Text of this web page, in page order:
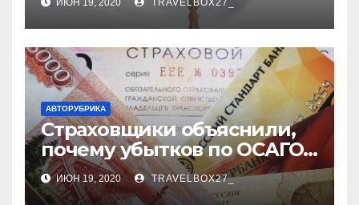
АВТОРУБРИКА
Страховщики объяснили,
почему убытков по ОСАГО
стало меньше
ИЮН 19, 2020 TRAVELBOX27_